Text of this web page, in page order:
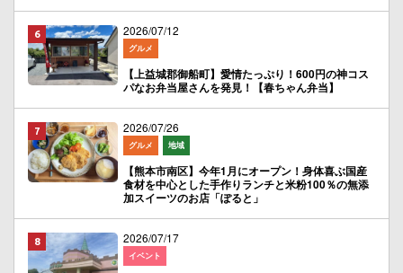
2026/07/12
グルメ
【上益城郡御船町】愛情たっぷり！600円の神コス
パなお弁当屋さんを発見！【春ちゃん弁当】
2026/07/26
グルメ 地域
【熊本市南区】今年1月にオープン！身体喜ぶ国産
食材を中心とした手作りランチと米粉100％の無添
加スイーツのお店「ぽると」
2026/07/17
イベント